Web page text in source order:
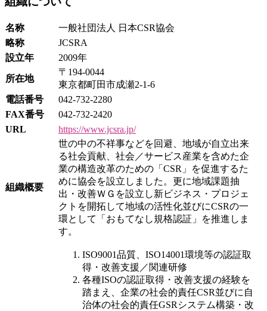
名称
一般社団法人 日本CSR協会
略称
JCSRA
設立年
2009年
所在地
〒194-0044
東京都町田市成瀬2-1-6
電話番号
042-732-2280
FAX番号
042-732-2420
URL
https://www.jcsra.jp/
組織概要
世の中の不祥事などを回避、地域が自立出来
る社会貢献、社会／サービス産業を含めた企
業の構造改革のための「CSR」を促進するた
めに協会を設立しました。更に地域課題抽
出・改善ＷＧを設立し新ビジネス・プロジェ
クトを開拓して地域の活性化並びにCSRの一
環として「おもてなし規格認証」を推進しま
す。
ISO9001品質、ISO14001環境等の認証取
得・改善支援／関連研修
各種ISOの認証取得・改善支援の経験を
踏まえ、企業の社会的責任CSR並びに自
治体の社会的責任GSRシステム構築・改